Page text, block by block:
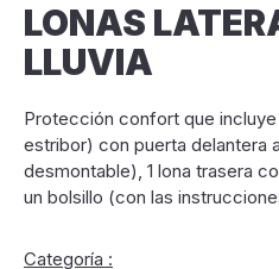
LONAS
LLUVIA
Protección confort que
estribor) con puerta delantera
desmontable), 1 lona trasera
un bolsillo (con las
Categoría :